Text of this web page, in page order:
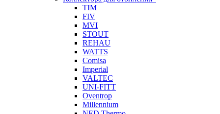
TIM
FIV
MVI
STOUT
REHAU
WATTS
Comisa
Imperial
VALTEC
UNI-FITT
Oventrop
Millennium